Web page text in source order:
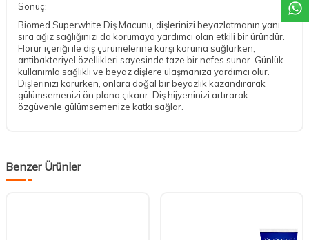
Sonuç:
Biomed Superwhite Diş Macunu, dişlerinizi beyazlatmanın yanı
sıra ağız sağlığınızı da korumaya yardımcı olan etkili bir üründür.
Florür içeriği ile diş çürümelerine karşı koruma sağlarken,
antibakteriyel özellikleri sayesinde taze bir nefes sunar. Günlük
kullanımla sağlıklı ve beyaz dişlere ulaşmanıza yardımcı olur.
Dişlerinizi korurken, onlara doğal bir beyazlık kazandırarak
gülümsemenizi ön plana çıkarır. Diş hijyeninizi artırarak
özgüvenle gülümsemenize katkı sağlar.
Benzer Ürünler